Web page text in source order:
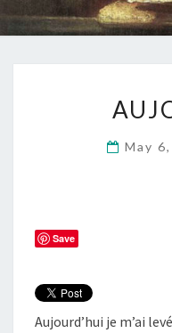
May
Save
Aujourd’hui je m’ai